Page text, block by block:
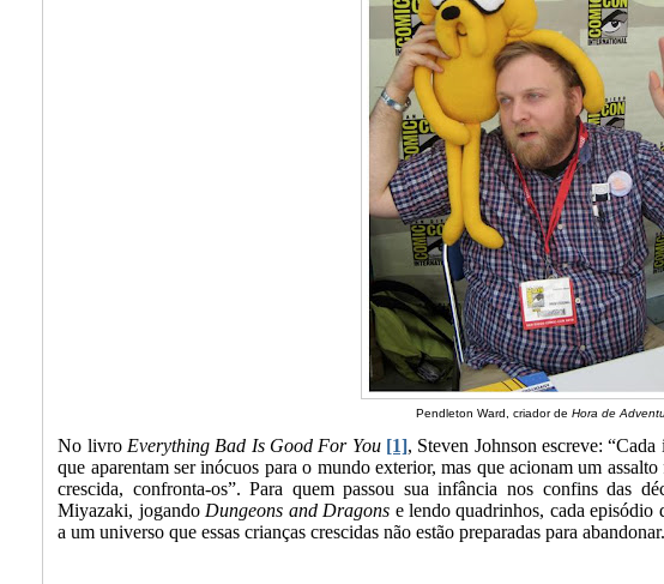
Pendleton Ward, criador de Hora de
No livro Everything Bad Is Good For You [1], Steven Johnson escreve:
que aparentam ser inócuos para o mundo exterior, mas que acionam um
crescida, confronta-os”. Para quem passou sua infância nos confins das
Miyazaki, jogando Dungeons and Dragons e lendo quadrinhos, cada episódio
a um universo que essas crianças crescidas não estão preparadas para abandonar.